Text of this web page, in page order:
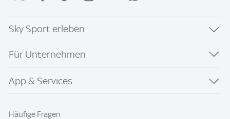
Sky Sport erleben
Für Unternehmen
App & Services
Häufige Fragen